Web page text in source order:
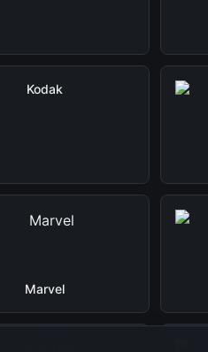
Kodak
Marvel